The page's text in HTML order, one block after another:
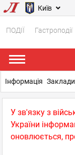
Київ
ПОДІЇ Гастроподії
У зв'язку з
України
оновлюється,
Інформація Заклади